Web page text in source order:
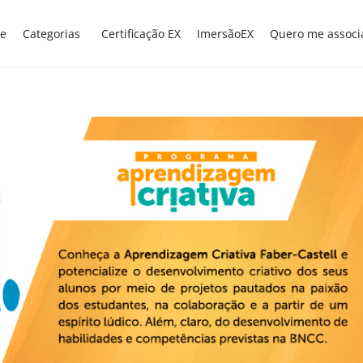
Categorias Certificação EX ImersãoEX Quero me